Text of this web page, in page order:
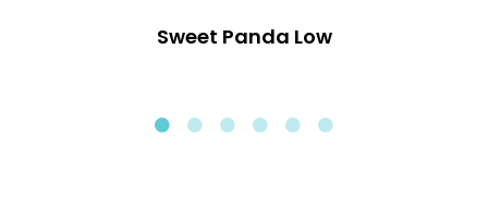
Sweet Panda Low